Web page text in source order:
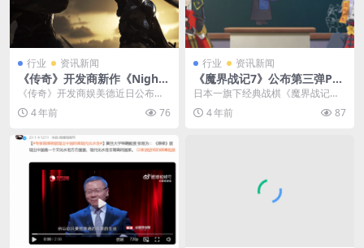
行业 资讯新闻
《传奇》开发商新作《NightC
rows》首曝 虚幻5打造
《传奇》开发商娱美德近日公布了
一款MMORPG新作《Night Crow
s》，该...
4 年前 76
行业 资讯新闻
《魔界战记7》公布第三弹PV
明年1月26日正式发售
日本一旗下经典战棋《魔界战记》
系列最新作《魔界战记7》今日公开
了第三弹PV，游戏...
4 年前 87